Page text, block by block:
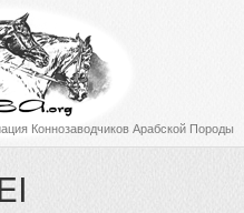
Коннозаводчиков Арабской Породы